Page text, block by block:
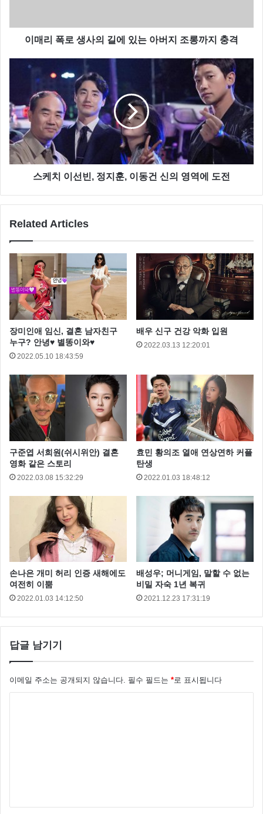
라마 ‘이몽’에 대한 국내외 기대감이 높아지고 있습니
김원봉 이영애
이매리 폭로 생사의 길에 있는 아버지 조롱까지 충격
스케치 이선빈, 정지훈, 이동건 신의 영역에 도전
Related Articles
장미인애 임신, 결혼 남자친구
누구? 안녕♥ 별똥이와♥
2022.05.10 18:43:59
배우 신구 건강 악화 입원
2022.03.13 12:20:01
구준엽 서희원(쉬시위안) 결혼
영화 같은 스토리
2022.03.08 15:32:29
효민 황의조 열애 연상연하 커플
탄생
2022.01.03 18:48:12
손나은 개미 허리 인증 새해에도
여전히 이뿜
2022.01.03 14:12:50
배성우; 머니게임, 말할 수 없는
비밀 자숙 1년 복귀
2021.12.23 17:31:19
답글 남기기
이메일 주소는 공개되지 않습니다. 필수 필드는 *로 표시됩니다